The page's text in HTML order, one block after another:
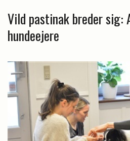
Vild pastinak breder sig:
hundeejere